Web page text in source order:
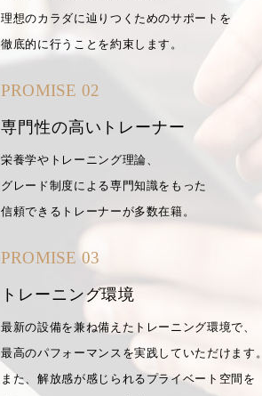
理想のカラダに辿りつくためのサポートを
徹底的に行うことを約束します。
PROMISE 02
専門性の高いトレーナー
栄養学やトレーニング理論、
グレード制度による専門知識をもった
信頼できるトレーナーが多数在籍。
PROMISE 03
トレーニング環境
最新の設備を兼ね備えたトレーニング環境で、
最高のパフォーマンスを実践していただけます。
また、解放感が感じられるプライベート空間を